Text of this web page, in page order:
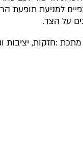
למניעת תופעת
על הצד.
ס״מ עשויות מתכת :חזקות,